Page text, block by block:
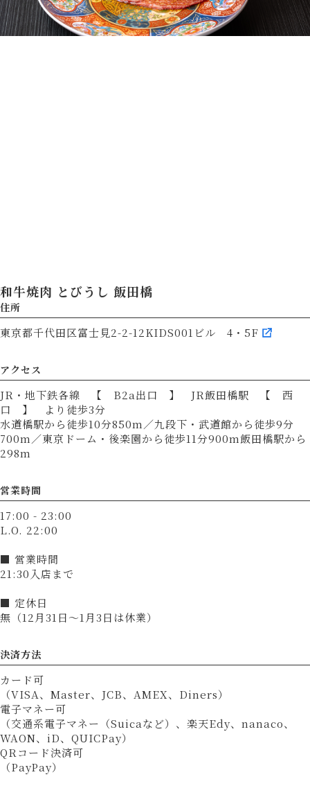
和牛焼肉 とびうし 飯田橋
住所
東京都千代田区富士見2-2-12KIDS001ビル 4・5F
アクセス
JR・地下鉄各線 【 B2a出口 】 JR飯田橋駅 【 西
口 】 より徒歩3分
水道橋駅から徒歩10分850m／九段下・武道館から徒歩9分
700m／東京ドーム・後楽園から徒歩11分900m飯田橋駅から
298m
営業時間
17:00 - 23:00
L.O. 22:00
■ 営業時間
21:30入店まで
■ 定休日
無（12月31日～1月3日は休業）
決済方法
カード可
（VISA、Master、JCB、AMEX、Diners）
電子マネー可
（交通系電子マネー（Suicaなど）、楽天Edy、nanaco、
WAON、iD、QUICPay）
QRコード決済可
（PayPay）